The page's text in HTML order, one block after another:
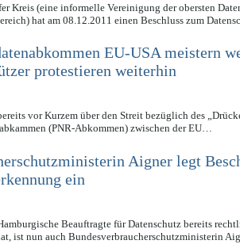
Kreis (eine informelle Vereinigung der obersten
hat am 08.12.2011 einen Beschluss zum
EU-USA meistern
protestieren weiterhin
vor Kurzem über den Streit bezüglich des
(PNR-Abkommen) zwischen der EU…
Aigner legt
ein
Beauftragte für Datenschutz bereits
ist nun auch Bundesverbraucherschutzministerin